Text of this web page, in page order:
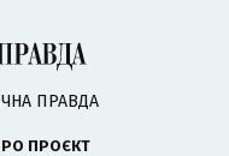
ПРАВДА
ПРОЄКТ